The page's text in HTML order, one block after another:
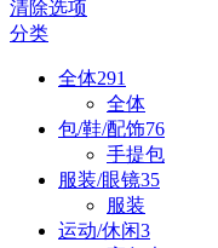
清除选项
分类
全体291
全体
包/鞋/配饰76
手提包
服装/眼镜35
服装
运动/休闲3